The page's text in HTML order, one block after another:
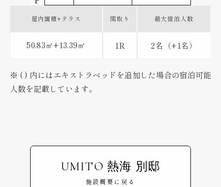
屋内面積+ テラス 間取り 最大宿泊人数
50.83㎡+13.39㎡ 1R 2名（+1名）
※ ( ) 内にはエキストラベッドを追加した場合の宿泊可能
人数を記載しています。
UMITO 熱海 別邸
施設概要に戻る